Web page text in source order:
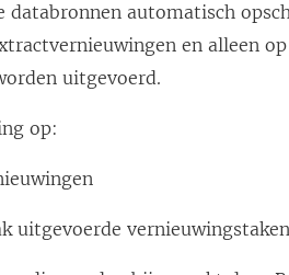
databronnen automatisch
en alleen
uitgevoerd.
op:
uitgevoerde vernieuwingstaken